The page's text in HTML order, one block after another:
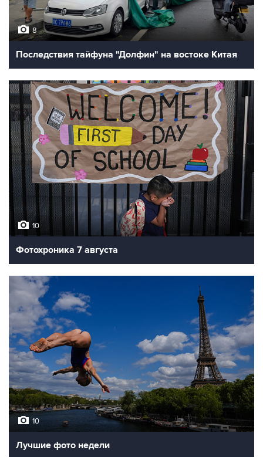
8
Последствия тайфуна "Долфин" на востоке Китая
10
Фотохроника 7 августа
10
Лучшие фото недели